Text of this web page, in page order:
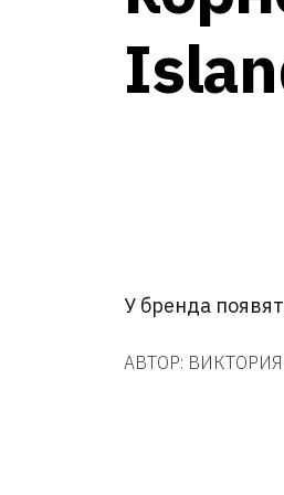
У бренда
АВТОР: